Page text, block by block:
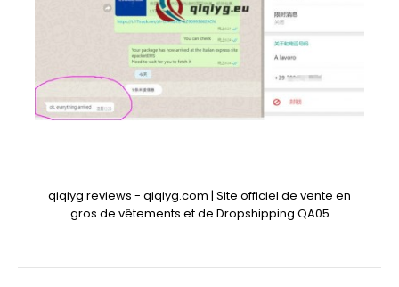
qiqiyg reviews - qiqiyg.com | Site officiel de vente en
gros de vêtements et de Dropshipping QA05